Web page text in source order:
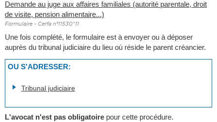
Demande au juge aux affaires familiales (autorité parentale, droit
de visite, pension alimentaire...)
Formulaire - Cerfa n°11530*11
Une fois complété, le formulaire est à envoyer ou à déposer
auprès du tribunal judiciaire du lieu où réside le parent créancier.
OU S'ADRESSER:
Tribunal judiciaire
L'avocat n'est pas obligatoire pour cette procédure.